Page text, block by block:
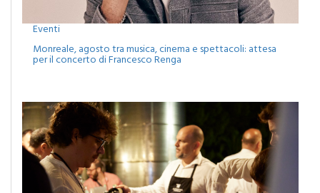
Eventi
Monreale, agosto tra musica, cinema e spettacoli: attesa